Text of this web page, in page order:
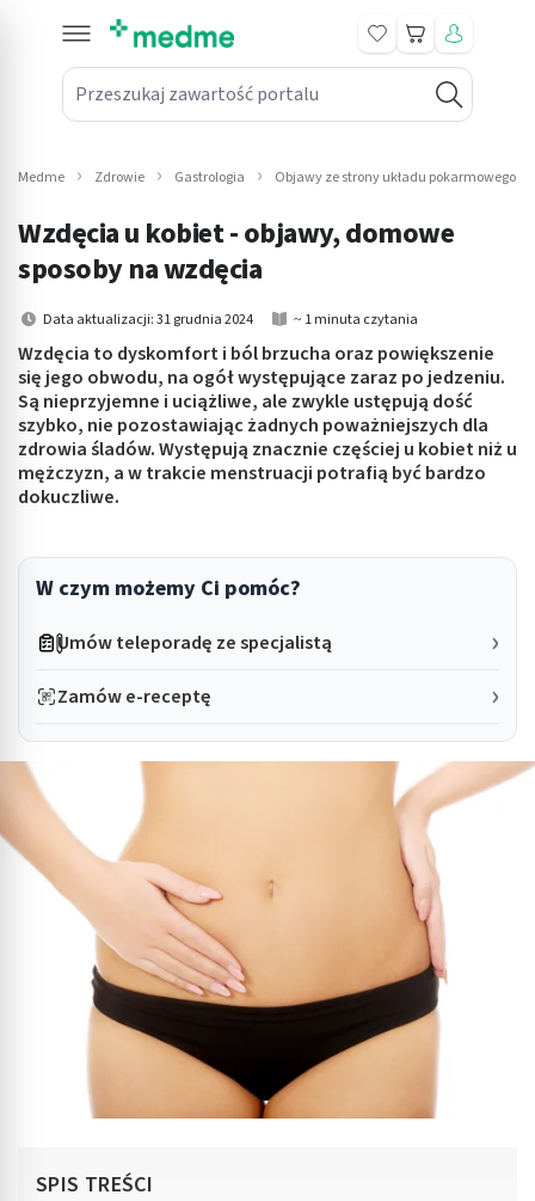
Przeszukaj zawartość portalu
Koszyk
submenu: Leki na receptę
submenu: Mama i dziecko
submenu: Kosmetyki
submenu: Higiena
submenu: Sprzęt medyczny
submenu: Intymne
Medme Zdrowie Gastrologia Objawy ze strony układu pokarmowego
Wzdęcia u kobiet - objawy, domowe
sposoby na wzdęcia
Data aktualizacji: 31 grudnia 2024 ~ 1 minuta czytania
Wzdęcia to dyskomfort i ból brzucha oraz powiększenie
się jego obwodu, na ogół występujące zaraz po jedzeniu.
Są nieprzyjemne i uciążliwe, ale zwykle ustępują dość
szybko, nie pozostawiając żadnych poważniejszych dla
zdrowia śladów. Występują znacznie częściej u kobiet niż u
mężczyzn, a w trakcie menstruacji potrafią być bardzo
dokuczliwe.
W czym możemy Ci pomóc?
Umów teleporadę ze specjalistą
Zamów e-receptę
SPIS TREŚCI